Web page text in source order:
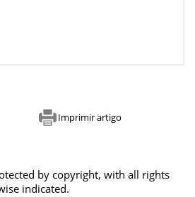
Imprimir artigo
by copyright, with all rights
indicated.